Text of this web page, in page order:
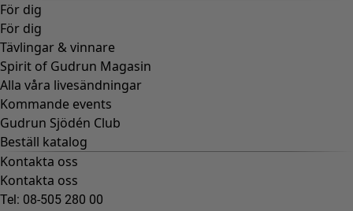
För dig
För dig
Tävlingar & vinnare
Spirit of Gudrun Magasin
Alla våra livesändningar
Kommande events
Gudrun Sjödén Club
Beställ katalog
Kontakta oss
Kontakta oss
Tel: 08-505 280 00